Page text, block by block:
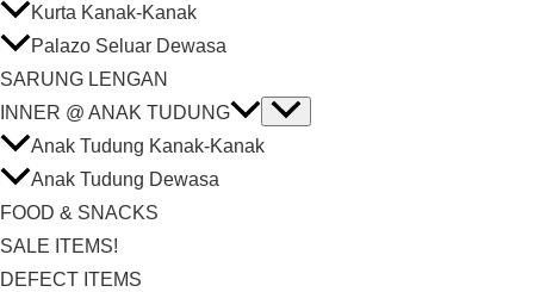
Kurta Kanak-Kanak
Palazo Seluar Dewasa
SARUNG LENGAN
INNER @ ANAK TUDUNG
Anak Tudung Kanak-Kanak
Anak Tudung Dewasa
FOOD & SNACKS
SALE ITEMS!
DEFECT ITEMS